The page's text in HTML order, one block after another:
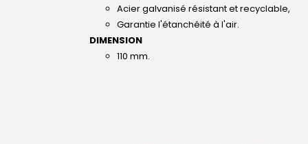
Acier galvanisé résistant et recyclable,
Garantie l'étanchéité à l'air.
DIMENSION
110 mm.